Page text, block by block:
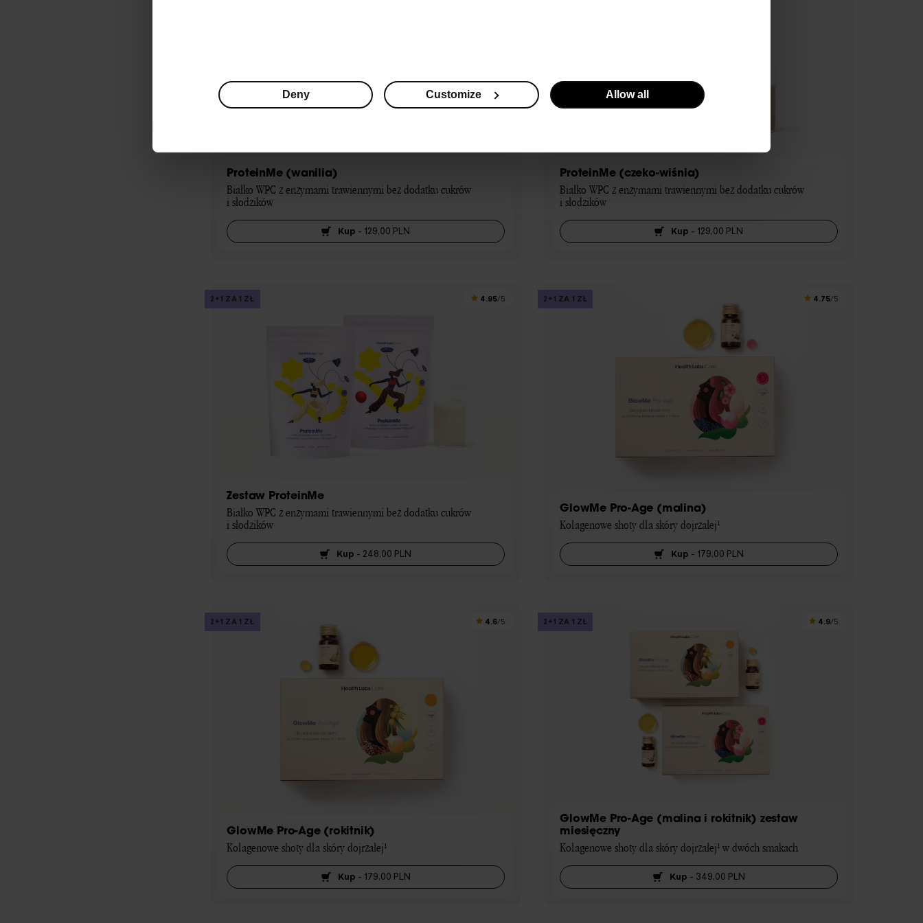
Deny Customize Allow all
ProteinMe (wanilia)
Białko WPC z enzymami trawiennymi bez dodatku cukrów
i słodzików
Kup - 129,00 PLN
ProteinMe (czeko-wiśnia)
Białko WPC z enzymami trawiennymi bez dodatku cukrów
i słodzików
Kup - 129,00 PLN
2+1 ZA 1 ZŁ 4.95/5
Zestaw ProteinMe
Białko WPC z enzymami trawiennymi bez dodatku cukrów
i słodzików
Kup - 248,00 PLN
2+1 ZA 1 ZŁ 4.75/5
GlowMe Pro-Age (malina)
Kolagenowe shoty dla skóry dojrzałej¹
Kup - 179,00 PLN
2+1 ZA 1 ZŁ 4.6/5
GlowMe Pro-Age (rokitnik)
Kolagenowe shoty dla skóry dojrzałej¹
Kup - 179,00 PLN
2+1 ZA 1 ZŁ 4.9/5
GlowMe Pro-Age (malina i rokitnik) zestaw
miesięczny
Kolagenowe shoty dla skóry dojrzałej¹ w dwóch smakach
Kup - 349,00 PLN